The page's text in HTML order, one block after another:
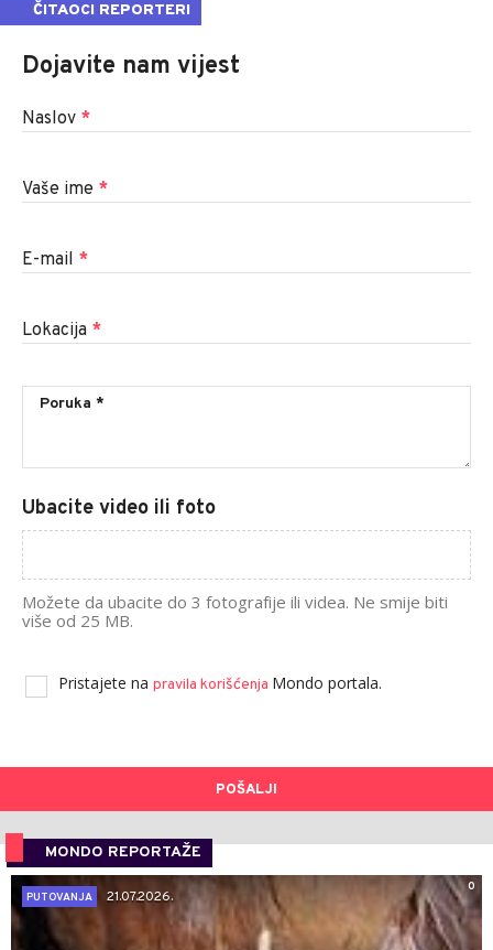
ČITAOCI REPORTERI
Dojavite nam vijest
Naslov *
Vaše ime *
E-mail *
Lokacija *
Ubacite video ili foto
Možete da ubacite do 3 fotografije ili videa. Ne smije biti
više od 25 MB.
Pristajete na pravila korišćenja Mondo portala.
POŠALJI
MONDO REPORTAŽE
0
PUTOVANJA
21.07.2026.